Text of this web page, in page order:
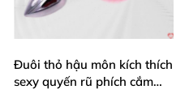
Đuôi thỏ hậu môn kích thích
sexy quyến rũ phích cắm